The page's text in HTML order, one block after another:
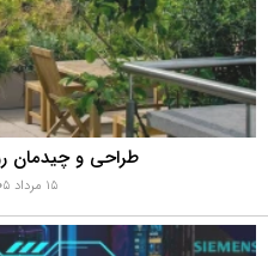
طراحی و چیدمان
۱۵ مرداد ۱۴۰۵ - ۰۵:۲۴